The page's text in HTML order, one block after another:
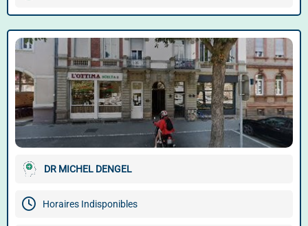
DR MICHEL DENGEL
Horaires Indisponibles